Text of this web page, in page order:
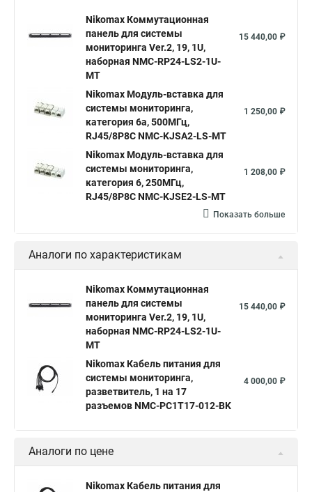
Nikomax Коммутационная
панель для системы
мониторинга Ver.2, 19, 1U,
наборная NMC-RP24-LS2-1U-
MT
15 440,00 ₽
Nikomax Модуль-вставка для
системы мониторинга,
категория 6a, 500МГц,
RJ45/8P8C NMC-KJSA2-LS-MT
1 250,00 ₽
Nikomax Модуль-вставка для
системы мониторинга,
категория 6, 250МГц,
RJ45/8P8C NMC-KJSE2-LS-MT
1 208,00 ₽
Показать больше
Аналоги по характеристикам
Nikomax Коммутационная
панель для системы
мониторинга Ver.2, 19, 1U,
наборная NMC-RP24-LS2-1U-
MT
15 440,00 ₽
Nikomax Кабель питания для
системы мониторинга,
разветвитель, 1 на 17
разъемов NMC-PC1T17-012-BK
4 000,00 ₽
Аналоги по цене
Nikomax Кабель питания для